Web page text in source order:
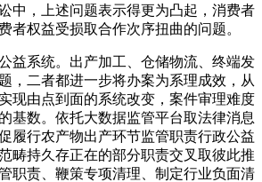
中，上述问题表示得更为凸起，消费者
者权益受损取合作次序扭曲的问题。
系统。出产加工、仓储物流、终端发
，二者都进一步将办案为系理成效，从
现由点到面的系统改变，案件审理难度
基数。依托大数据监管平台取法律消息
履行农产物出产环节监管职责行政公益
畴持久存正在的部分职责交叉取彼此推
职责、鞭策专项清理、制定行业负面清